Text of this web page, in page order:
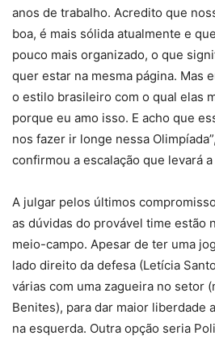
anos de trabalho. Acredito que
boa, é mais sólida atualmente e
pouco mais organizado, o que
quer estar na mesma página. Mas
o estilo brasileiro com o qual elas
porque eu amo isso. E acho que
nos fazer ir longe nessa
confirmou a escalação que levará
A julgar pelos últimos
as dúvidas do provável time estão
meio-campo. Apesar de ter uma
lado direito da defesa (Letícia
várias com uma zagueira no setor
Benites), para dar maior liberdade
na esquerda. Outra opção seria